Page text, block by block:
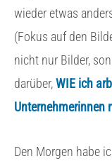
wieder etwas
(Fokus auf den
nicht nur Bilder,
darüber,WIE ich
Unternehmerinnen
Den Morgen habe